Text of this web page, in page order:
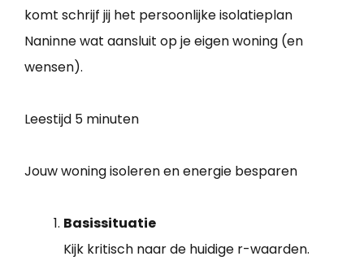
komt schrijf jij het persoonlijke isolatieplan
Naninne wat aansluit op je eigen woning (en
wensen).
Leestijd 5 minuten
Jouw woning isoleren en energie besparen
Basissituatie
Kijk kritisch naar de huidige r-waarden.